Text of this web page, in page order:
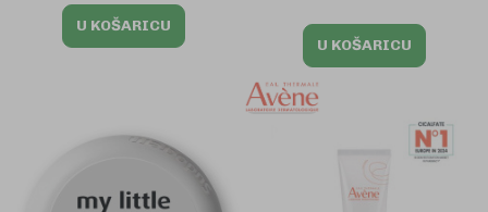
U KOŠARICU
U KOŠARICU